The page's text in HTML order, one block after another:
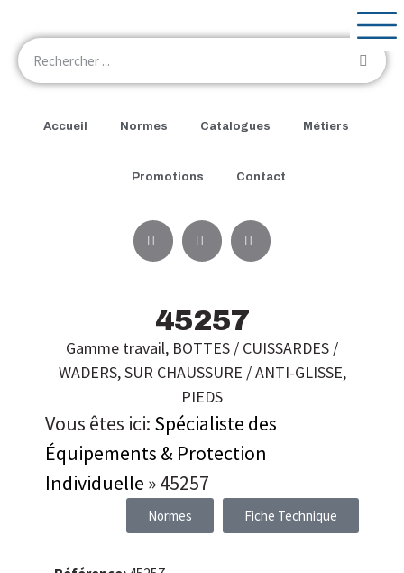
Accueil Normes Catalogues Métiers
Promotions Contact
45257
Gamme travail, BOTTES / CUISSARDES /
WADERS,SUR CHAUSSURE / ANTI-GLISSE,
PIEDS
Vous êtes ici: Spécialiste des
Équipements & Protection
Individuelle »45257
Normes Fiche Technique